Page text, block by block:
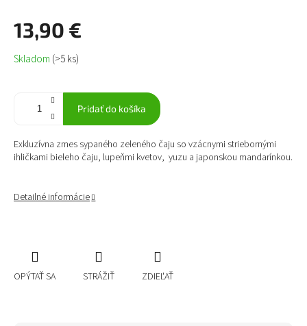
13,90 €
Jednotková
cena:
Skladom (>5 ks)
Pridať do košíka
Exkluzívna zmes sypaného zeleného čaju so vzácnymi striebornými
ihličkami bieleho čaju, lupeňmi kvetov, yuzu a japonskou mandarínkou.
Detailné informácie
OPÝTAŤ SA STRÁŽIŤ ZDIEĽAŤ